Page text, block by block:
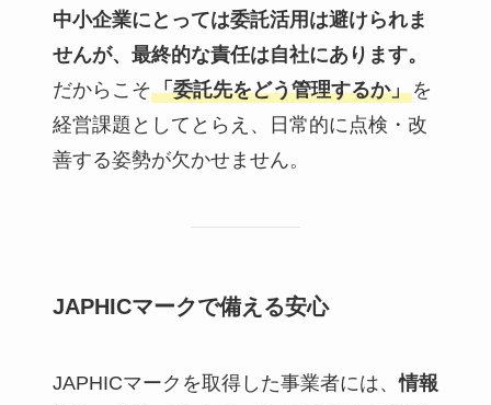
中小企業にとっては委託活用は避けられま
せんが、最終的な責任は自社にあります。
だからこそ「委託先をどう管理するか」 を
経営課題としてとらえ、日常的に点検・改
善する姿勢が欠かせません。
JAPHICマークで備える安心
JAPHICマークを取得した事業者には、情報